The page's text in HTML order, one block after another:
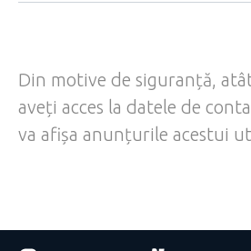
Din motive de siguranță,
aveți acces la datele de
va afișa anunțurile acestui